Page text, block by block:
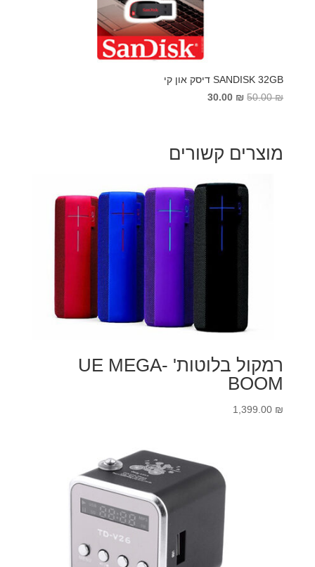
SANDISK 32GB דיסק און קי
50.00₪
המחיר
30.00 ₪
המחיר
מוצרים קשורים
רמקול בלוטות' UE MEGA-
BOOM
1,399.00 ₪